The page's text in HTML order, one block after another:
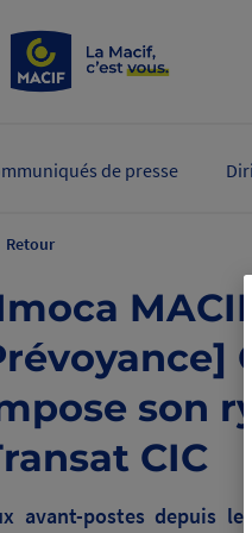
de presse
Retour
son
CIC
avant-postes depuis